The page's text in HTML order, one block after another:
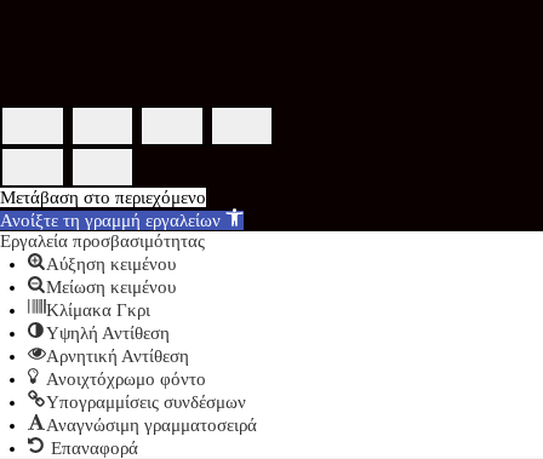
Μετάβαση στο περιεχόμενο
Ανοίξτε τη γραμμή εργαλείων
Εργαλεία προσβασιμότητας
Αύξηση κειμένου
Μείωση κειμένου
Κλίμακα Γκρι
Υψηλή Αντίθεση
Αρνητική Αντίθεση
Ανοιχτόχρωμο φόντο
Υπογραμμίσεις συνδέσμων
Αναγνώσιμη γραμματοσειρά
Επαναφορά